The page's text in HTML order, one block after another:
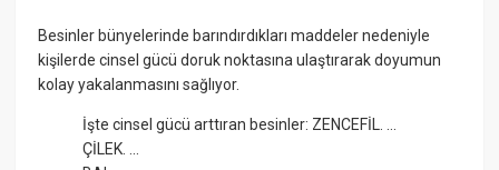
Besinler bünyelerinde barındırdıkları maddeler nedeniyle
kişilerde cinsel gücü doruk noktasına ulaştırarak doyumun
kolay yakalanmasını sağlıyor.
İşte cinsel gücü arttıran besinler: ZENCEFİL. ...
ÇİLEK. ...